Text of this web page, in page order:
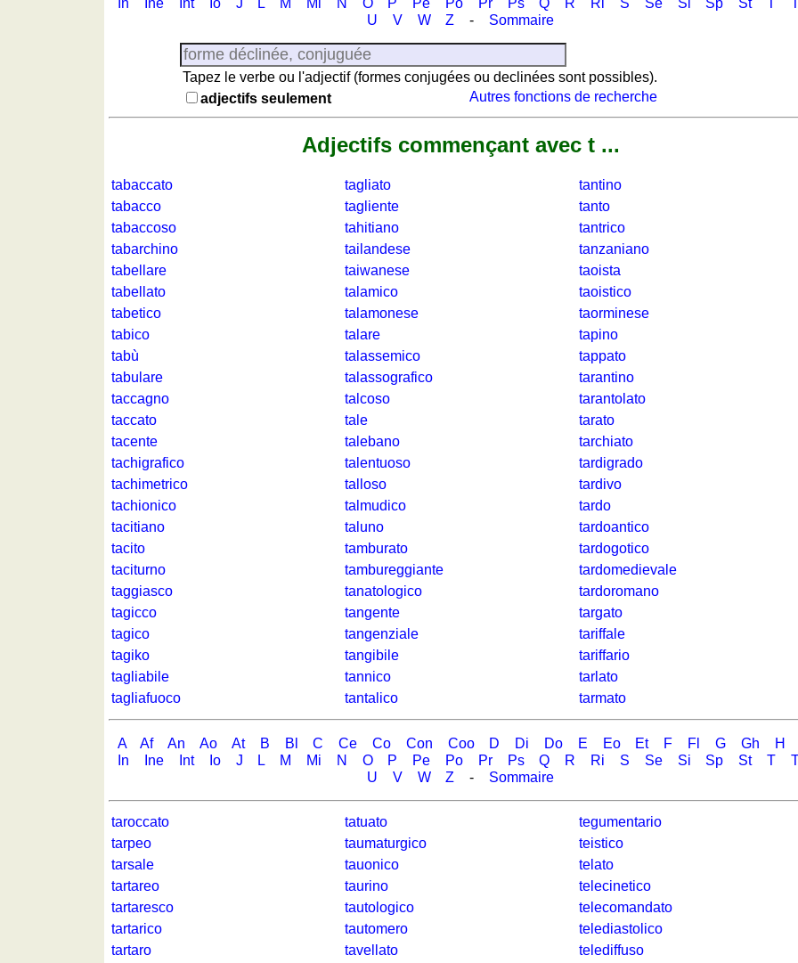
néerlandais
Convertisseurs
vocabulaire
In
Ine Int Io J L M Mi N O P Pe Po Pr Ps Q R Ri S Se Si Sp St T
U
V W Z - Sommaire
Tapez le verbe ou l'adjectif (formes conjugées ou declinées sont possibles).
adjectifs seulement
Autres fonctions de recherche
Adjectifs commençant avec t ...
tabaccato
tabacco
tabaccoso
tabarchino
tabellare
tabellato
tabetico
tabico
tabù
tabulare
taccagno
taccato
tacente
tachigrafico
tachimetrico
tachionico
tacitiano
tacito
taciturno
taggiasco
tagicco
tagico
tagiko
tagliabile
tagliafuoco
tagliato
tagliente
tahitiano
tailandese
taiwanese
talamico
talamonese
talare
talassemico
talassografico
talcoso
tale
talebano
talentuoso
talloso
talmudico
taluno
tamburato
tambureggiante
tanatologico
tangente
tangenziale
tangibile
tannico
tantalico
tantino
tanto
tantrico
tanzaniano
taoista
taoistico
taorminese
tapino
tappato
tarantino
tarantolato
tarato
tarchiato
tardigrado
tardivo
tardo
tardoantico
tardogotico
tardomedievale
tardoromano
targato
tariffale
tariffario
tarlato
tarmato
A Af An Ao At B Bl C Ce Co Con Coo D Di Do E Eo Et F Fl G Gh
H
In
Ine Int Io J L M Mi N O P Pe Po Pr Ps Q R Ri S Se Si Sp St T
U
V W Z - Sommaire
taroccato
tarpeo
tarsale
tartareo
tartaresco
tartarico
tartaro
tatuato
taumaturgico
tauonico
taurino
tautologico
tautomero
tavellato
tegumentario
teistico
telato
telecinetico
telecomandato
telediastolico
telediffuso